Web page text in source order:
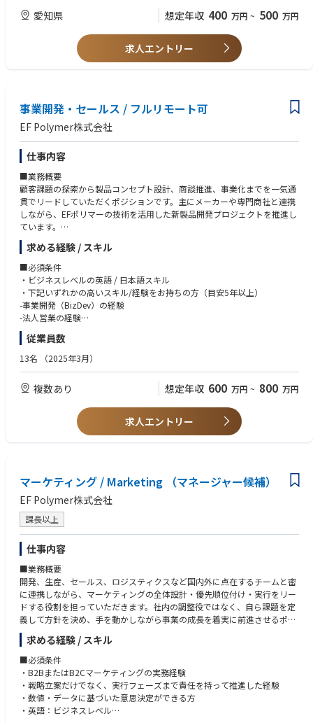
・意匠・構造・設備の設計経験をお持ちの方
・審査実務経験をお持ちの方大歓迎！
・専門知識とコミュニケーション力を高めたい方
・資格取得など成長意欲の高い方
愛知県 想定年収 400 万円 ~ 500 万円
求人エントリー
事業開発・セールス / フルリモート可
EF Polymer株式会社
仕事内容
■業務概要
顧客課題の探索から製品コンセプト設計、商談推進、事業化までを一気通
貫でリードしていただくポジションです。主にメーカーや専門商社と連携
しながら、EFポリマーの技術を活用した新製品開発プロジェクトを推進し
ています。
社内では研究開発（R&D）・生産・マーケティングと密に連携し、社内外
をつなぐハブとして事業を前進させていただきます。
■具体的な業務
・事業戦略
-EFポリマーの新用途・新市場の探索および市場機会の特定
-製品コンセプトおよびビジネスモデルの設計
・営業推進
-新規リード創出：リファラル、展示会、パートナー連携、マーケティング
-顧客対応・営業提案
-プロジェクトの進行管理、パイプライン管理
求める経験 / スキル
■必須条件
・ビジネスレベルの英語 / 日本語スキル
・下記いずれかの高いスキル/経験をお持ちの方（目安5年以上）
-事業開発（BizDev）の経験
-法人営業の経験
-新規事業の立ち上げ経験
■歓迎条件
-高いコミュニケーションスキル
-リモート環境で自立して業務遂行する能力
-化粧品・日用品・衛生材料分野における化学製品の営業経験
従業員数
13名 （2025年3月）
複数あり 想定年収 600 万円 ~ 800 万円
求人エントリー
マーケティング / Marketing （マネージャー候補）
EF Polymer株式会社
課長以上
仕事内容
■業務概要
開発、生産、セールス、ロジスティクスなど国内外に点在するチームと密
に連携しながら、マーケティングの全体設計・優先順位付け・実行をリー
ドする役割を担っていただきます。社内の調整役ではなく、自ら課題を定
義して方針を決め、手を動かしながら事業の成長を着実に前進させるポジ
ションです。
■具体的な業務
・マーケティング戦略の立案および実行、予算管理
・外部パートナー（広告代理店、制作会社等）のディレクション
・展示会、広告キャンペーン、販促施策の企画・実行
・セールス・代理店・販売店向けの販促支援
求める経験 / スキル
■必須条件
・B2BまたはB2Cマーケティングの実務経験
・戦略立案だけでなく、実行フェーズまで責任を持って推進した経験
・数値・データに基づいた意思決定ができる方
・英語：ビジネスレベル